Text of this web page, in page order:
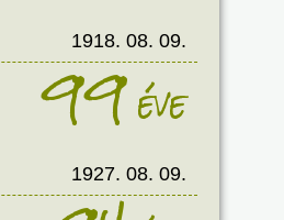
1918. 08. 09.
99éve
1927. 08. 09.